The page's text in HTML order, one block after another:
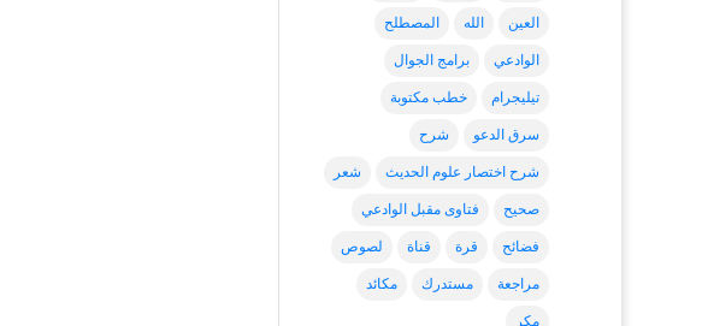
العين الله المصطلح
الوادعي برامج الجوال
تيليجرام خطب مكتوبة
سرق الدعو شرح
شرح اختصار علوم الحديث شعر
صحيح فتاوى مقبل الوادعي
فضائح قرة قناة لصوص
مراجعة مستدرك مكائد
مكر